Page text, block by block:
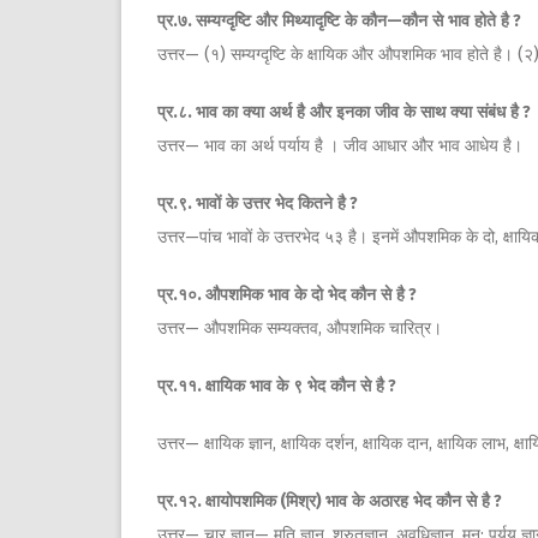
प्र.७.सम्यग्दृष्टि और मिथ्यादृष्टि के कौन—कौन से भाव होते है?
उत्तर— (१) सम्यग्दृष्टि के क्षायिक और औपशमिक भाव होते है। (२)
प्र.८.भाव का क्या अर्थ है और इनका जीव के साथ क्या संबंध है?
उत्तर— भाव का अर्थ पर्याय है । जीव आधार और भाव आधेय है।
प्र.९.भावों के उत्तर भेद कितने है?
उत्तर—पांच भावों के उत्तरभेद ५३ है। इनमें औपशमिक के दो,
प्र.१०.औपशमिक भाव के दो भेद कौन से है?
उत्तर— औपशमिक सम्यक्तव, औपशमिक चारित्र।
प्र.११.क्षायिक भाव के ९ भेद कौन से है?
उत्तर— क्षायिक ज्ञान, क्षायिक दर्शन, क्षायिक दान, क्षायिक लाभ,
प्र.१२.क्षायोपशमिक(मिश्र)भाव के अठारह भेद कौन से है?